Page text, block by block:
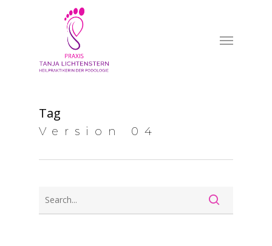
Menu
Tag
Version 04